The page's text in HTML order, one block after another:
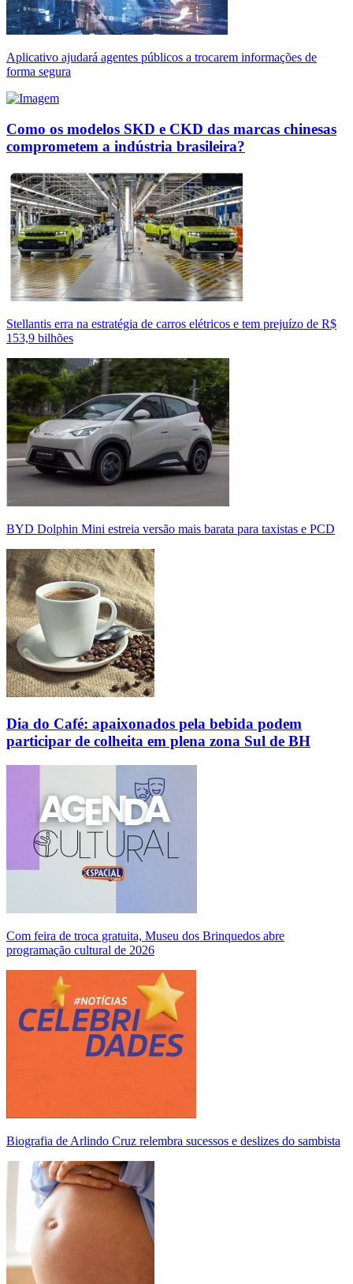
Aplicativo ajudará agentes públicos a trocarem informações de
forma segura
Como os modelos SKD e CKD das marcas chinesas
comprometem a indústria brasileira?
Stellantis erra na estratégia de carros elétricos e tem prejuízo de R$
153,9 bilhões
BYD Dolphin Mini estreia versão mais barata para taxistas e PCD
Dia do Café: apaixonados pela bebida podem
participar de colheita em plena zona Sul de BH
Com feira de troca gratuita, Museu dos Brinquedos abre
programação cultural de 2026
Biografia de Arlindo Cruz relembra sucessos e deslizes do sambista